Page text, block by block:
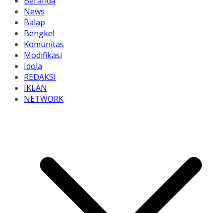
News
Balap
Bengkel
Komunitas
Modifikasi
Idola
REDAKSI
IKLAN
NETWORK